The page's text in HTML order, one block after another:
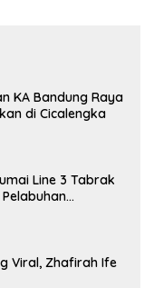
KA Bandung Raya
di Cicalengka
Line 3 Tabrak
Viral, Zhafirah Ife